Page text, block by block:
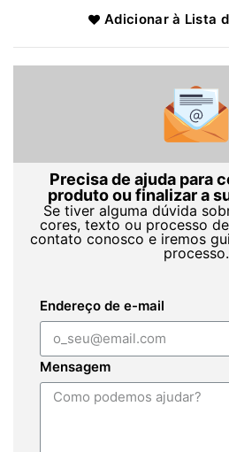
Adicionar à Lista
Precisa de ajuda para
produto ou finalizar a
Se tiver alguma dúvida
cores, texto ou processo
contato conosco e iremos
processo.
Endereço de e-mail
Mensagem